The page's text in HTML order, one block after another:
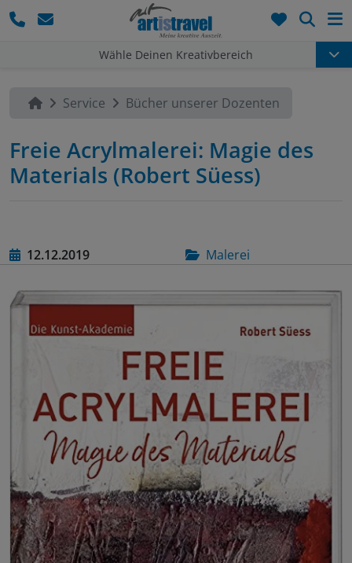
Wähle Deinen Kreativbereich
Service Bücher unserer Dozenten
Freie Acrylmalerei: Magie des
Materials (Robert Süess)
12.12.2019 Malerei